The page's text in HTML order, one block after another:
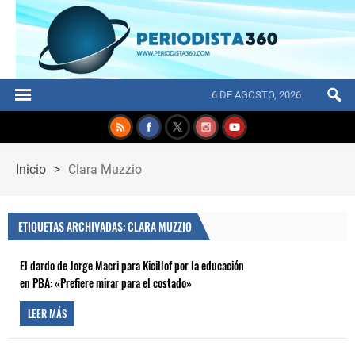
6 DE AGOSTO, 2026
Inicio > Clara Muzzio
ETIQUETAS ARCHIVADAS: CLARA MUZZIO
El dardo de Jorge Macri para Kicillof por la educación
en PBA: «Prefiere mirar para el costado»
LEER MÁS